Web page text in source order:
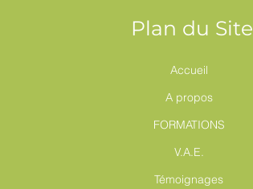
Plan du Site
Accueil
A propos
FORMATIONS
V.A.E.
Témoignages